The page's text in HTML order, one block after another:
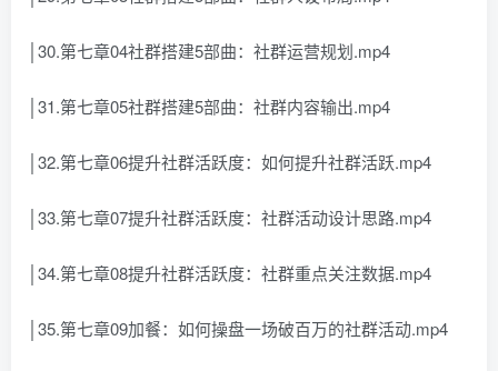
│30.第七章04社群搭建5部曲：社群运营规划.mp4
│31.第七章05社群搭建5部曲：社群内容输出.mp4
│32.第七章06提升社群活跃度：如何提升社群活跃.mp4
│33.第七章07提升社群活跃度：社群活动设计思路.mp4
│34.第七章08提升社群活跃度：社群重点关注数据.mp4
│35.第七章09加餐：如何操盘一场破百万的社群活动.mp4